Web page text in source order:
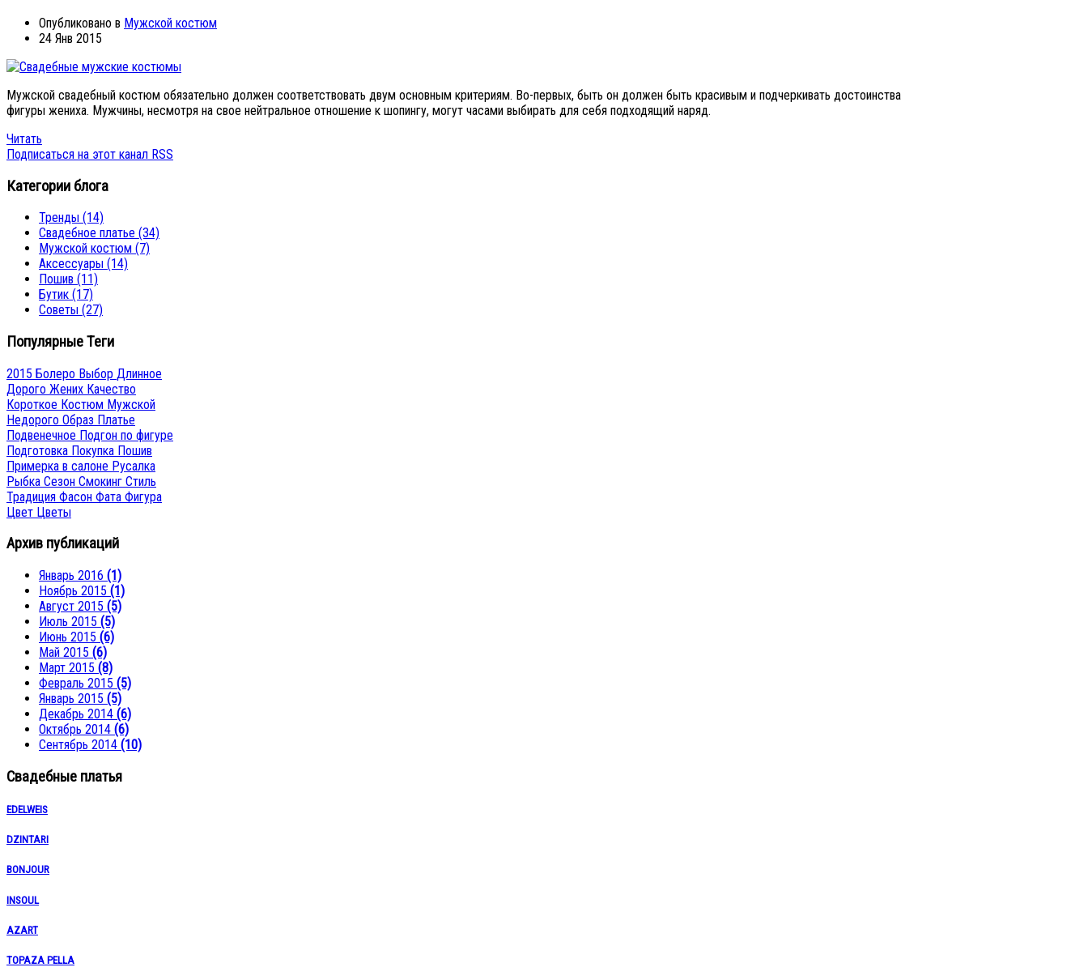
Опубликовано в Мужской костюм
24 Янв 2015
Мужской свадебный костюм обязательно должен соответствовать двум основным критериям. Во-первых, быть он должен быть красивым и подчеркивать достоинства
фигуры жениха. Мужчины, несмотря на свое нейтральное отношение к шопингу, могут часами выбирать для себя подходящий наряд.
Читать
Подписаться на этот канал RSS
Категории блога
Тренды (14)
Свадебное платье (34)
Мужской костюм (7)
Аксессуары (14)
Пошив (11)
Бутик (17)
Советы (27)
Популярные Теги
2015 Болеро Выбор Длинное
Дорого Жених Качество
Короткое Костюм Мужской
Недорого Образ Платье
Подвенечное Подгон по фигуре
Подготовка Покупка Пошив
Примерка в салоне Русалка
Рыбка Сезон Смокинг Стиль
Традиция Фасон Фата Фигура
Цвет Цветы
Архив публикаций
Январь 2016 (1)
Ноябрь 2015 (1)
Август 2015 (5)
Июль 2015 (5)
Июнь 2015 (6)
Май 2015 (6)
Март 2015 (8)
Февраль 2015 (5)
Январь 2015 (5)
Декабрь 2014 (6)
Октябрь 2014 (6)
Сентябрь 2014 (10)
Свадебные платья
EDELWEIS
DZINTARI
BONJOUR
INSOUL
AZART
TOPAZA PELLA